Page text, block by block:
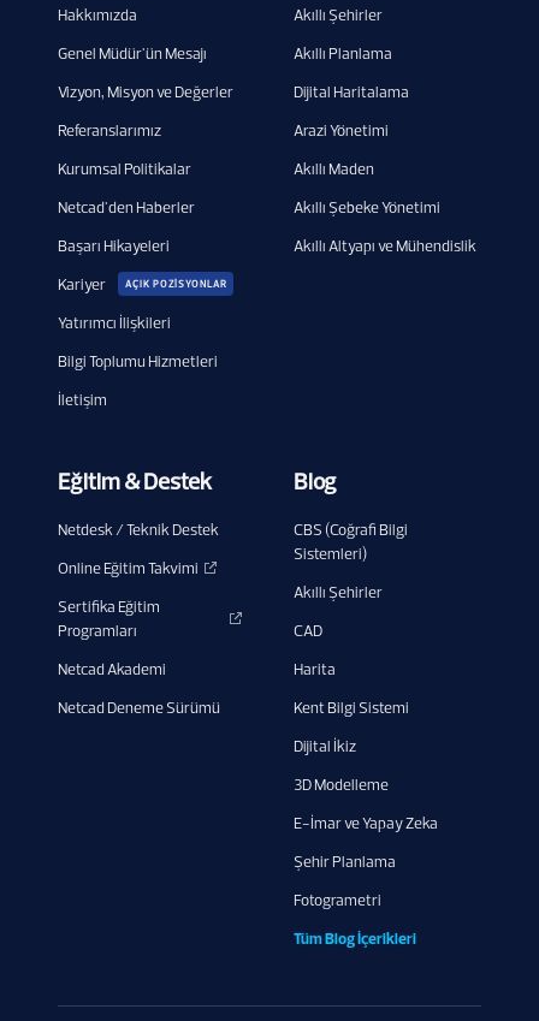
Hakkımızda
Genel Müdür'ün Mesajı
Vizyon, Misyon ve Değerler
Referanslarımız
Kurumsal Politikalar
Netcad'den Haberler
Başarı Hikayeleri
Kariyer
AÇIK POZİSYONLAR
Yatırımcı İlişkileri
Bilgi Toplumu Hizmetleri
İletişim
Akıllı Şehirler
Akıllı Planlama
Dijital Haritalama
Arazi Yönetimi
Akıllı Maden
Akıllı Şebeke Yönetimi
Akıllı Altyapı ve Mühendislik
Eğitim & Destek
Netdesk / Teknik Destek
Online Eğitim Takvimi
Sertifika Eğitim
Programları
Netcad Akademi
Netcad Deneme Sürümü
Blog
CBS (Coğrafi Bilgi
Sistemleri)
Akıllı Şehirler
CAD
Harita
Kent Bilgi Sistemi
Dijital İkiz
3D Modelleme
E-İmar ve Yapay Zeka
Şehir Planlama
Fotogrametri
Tüm Blog İçerikleri